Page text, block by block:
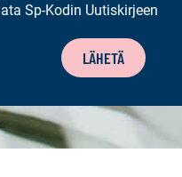
Sp-Kodin Uutiskirjeen
LÄHETÄ